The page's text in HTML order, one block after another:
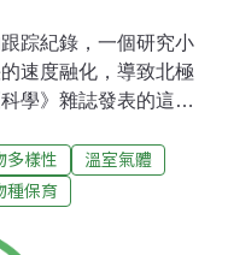
踪紀錄，一個研究小
速度融化，導致北極
學》雜誌發表的這項
北極熊依靠海冰作為
縮小讓北極熊在很長
食物的夏季延長了，
多樣性
溫室氣體
種保育